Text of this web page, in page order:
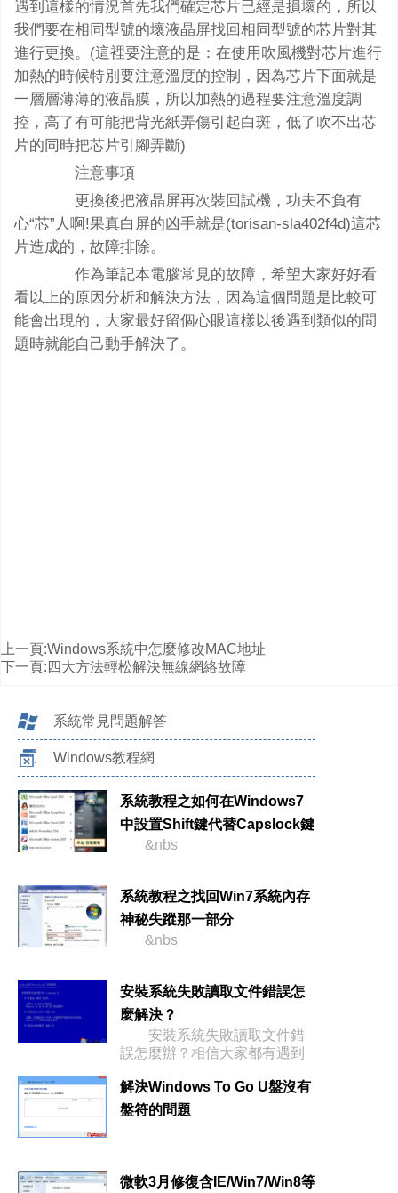
遇到這樣的情況首先我們確定芯片已經是損壞的，所以
我們要在相同型號的壞液晶屏找回相同型號的芯片對其
進行更換。(這裡要注意的是：在使用吹風機對芯片進行
加熱的時候特別要注意溫度的控制，因為芯片下面就是
一層層薄薄的液晶膜，所以加熱的過程要注意溫度調
控，高了有可能把背光紙弄傷引起白斑，低了吹不出芯
片的同時把芯片引腳弄斷)
注意事項
更換後把液晶屏再次裝回試機，功夫不負有
心“芯”人啊!果真白屏的凶手就是(torisan-sla402f4d)這芯
片造成的，故障排除。
作為筆記本電腦常見的故障，希望大家好好看
看以上的原因分析和解決方法，因為這個問題是比較可
能會出現的，大家最好留個心眼這樣以後遇到類似的問
題時就能自己動手解決了。
上一頁:Windows系統中怎麼修改MAC地址
下一頁: 四大方法輕松解決無線網絡故障
系統常見問題解答
Windows教程網
系統教程之如何在Windows7
中設置Shift鍵代替Capslock鍵
&nbs
系統教程之找回Win7系統內存
神秘失蹤那一部分
&nbs
安裝系統失敗讀取文件錯誤怎
麼解決？
安裝系統失敗讀取文件錯
誤怎麼辦？相信大家都有遇到
解決Windows To Go U盤沒有
盤符的問題
微軟3月修復含IE/Win7/Win8等